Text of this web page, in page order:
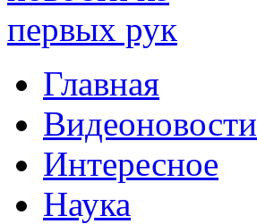
Главная
Видеоновости
Интересное
Наука